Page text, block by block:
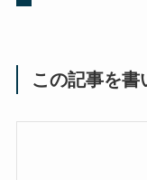
この記事を書